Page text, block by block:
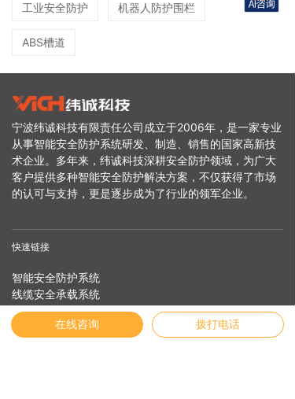
工业安全防护 机器人防护围栏
ABS槽道
宁波纬诚科技有限责任公司成立于2006年，是一家专业
从事智能安全防护系统研发、制造、销售的国家高新技
术企业。多年来，纬诚科技深耕安全防护领域，为广大
客户提供多种智能安全防护解决方案，不仅获得了市场
的认可与支持，更是逐步成为了行业的领军企业。
快速链接
智能安全防护系统
线缆安全承载系统
行业方案
服务支持在线咨询 拨打电话